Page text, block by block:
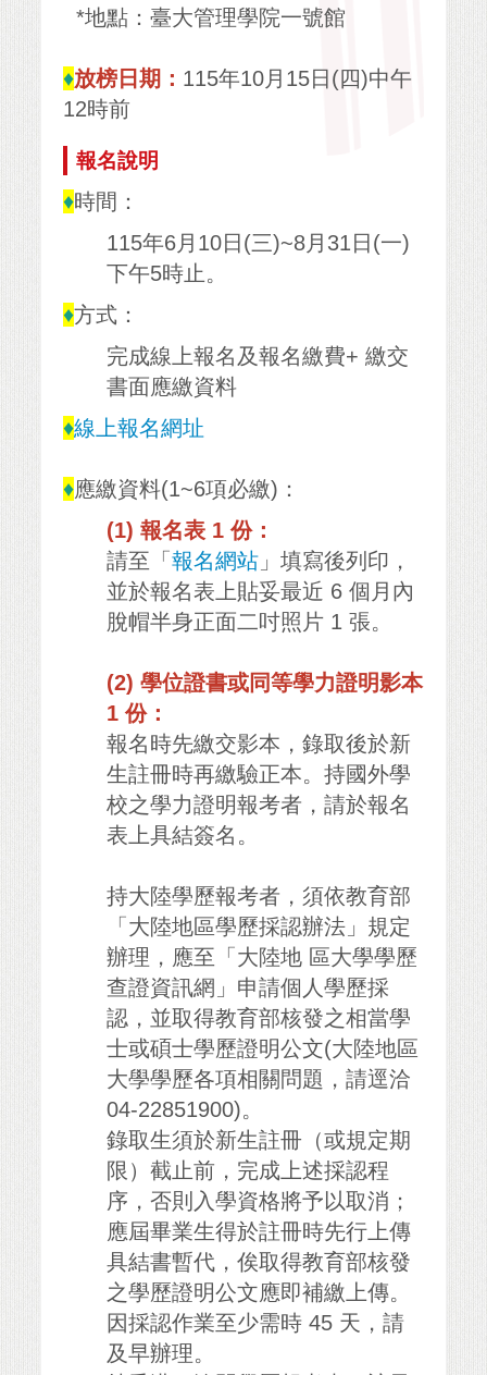
*地點：臺大管理學院一號館
♦放榜日期： 115年10月15日(四)中午
12時前
報名說明
♦時間：
115年6月10日(三)~8月31日(一)
下午5時止。
♦方式：
完成線上報名及報名繳費+ 繳交
書面應繳資料
♦線上報名網址
♦應繳資料(1~6項必繳)：
(1) 報名表 1 份：
請至「報名網站 」填寫後列印，
並於報名表上貼妥最近 6 個月內
脫帽半身正面二吋照片 1 張。
(2) 學位證書或同等學力證明影本
1 份：
報名時先繳交影本，錄取後於新
生註冊時再繳驗正本。持國外學
校之學力證明報考者，請於報名
表上具結簽名。
持大陸學歷報考者，須依教育部
「大陸地區學歷採認辦法」規定
辦理，應至「大陸地 區大學學歷
查證資訊網」申請個人學歷採
認，並取得教育部核發之相當學
士或碩士學歷證明公文(大陸地區
大學學歷各項相關問題，請逕洽
04-22851900)。
錄取生須於新生註冊（或規定期
限）截止前，完成上述採認程
序，否則入學資格將予以取消；
應屆畢業生得於註冊時先行上傳
具結書暫代，俟取得教育部核發
之學歷證明公文應即補繳上傳。
因採認作業至少需時 45 天，請
及早辦理。